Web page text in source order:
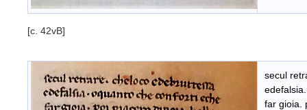
[c. 42vB]
secul
far gioia.